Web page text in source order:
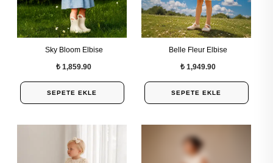
Sky Bloom Elbise
₺ 1,859.90
SEPETE EKLE
Belle Fleur Elbise
₺ 1,949.90
SEPETE EKLE